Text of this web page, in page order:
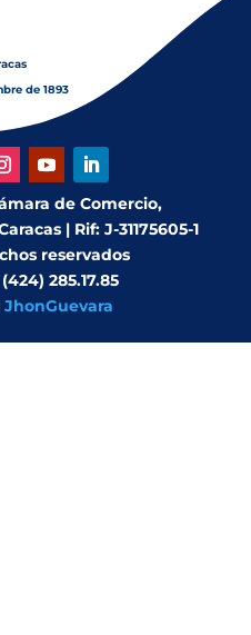
de 1893
de Comercio,
| Rif: J-31175605-1
reservados
285.17.85
JhonGuevara